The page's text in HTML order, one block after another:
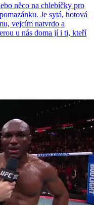
něco na chlebíčky pro
Je sytá, hotová
vejcím natvrdo a
u nás doma jí i ti, kteří